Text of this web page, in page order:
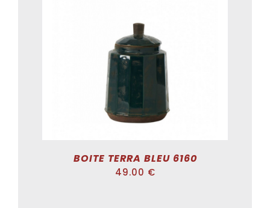
ADD TO CART /
BOITE TERRA BLEU 6160
49.00 €